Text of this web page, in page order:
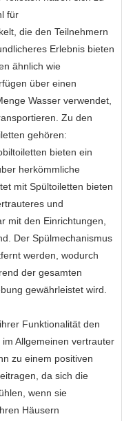
für
die den Teilnehmern
Erlebnis bieten
ähnlich wie
über einen
Wasser verwendet,
Zu den
gehören:
bieten ein
herkömmliche
mit Spültoiletten bieten
und
mit den Einrichtungen,
Der Spülmechanismus
werden, wodurch
der gesamten
gewährleistet wird.
Funktionalität den
Allgemeinen vertrauter
zu einem positiven
da sich die
wenn sie
Häusern